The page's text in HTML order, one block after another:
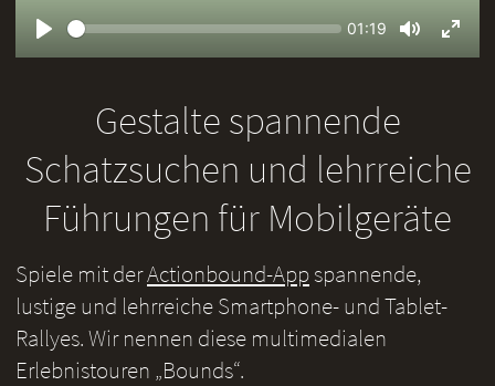
Seek
Current
01:19
Mute
Gestalte spannende
Schatzsuchen und lehrreiche
Führungen für Mobilgeräte
Spiele mit derActionbound-Appspannende,
lustige und lehrreiche Smartphone- und Tablet-
Rallyes. Wir nennen diese multimedialen
Erlebnistouren „Bounds“.